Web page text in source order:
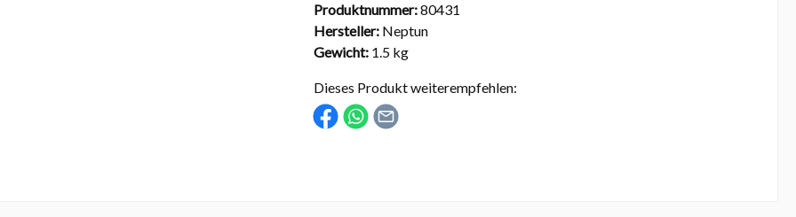
Installationsmaterial Abdeckungen
Solarabdeckungen
Rollabdeckungen
Produktnummer:80431
Hersteller: Neptun
Gewicht: 1.5 kg
Dieses Produkt weiterempfehlen: